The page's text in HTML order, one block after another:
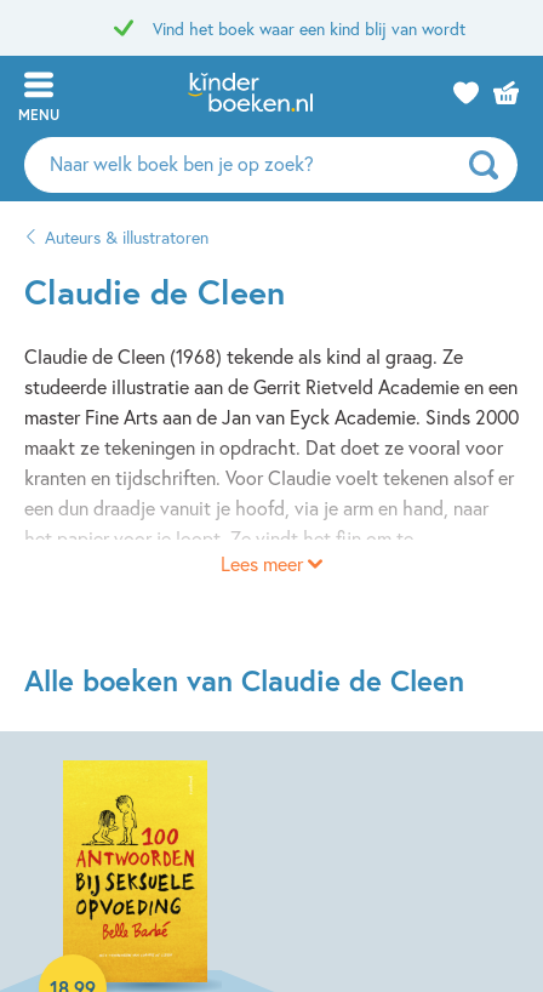
Vind het boek waar een kind blij van wordt
MENU
Zoeken
naar
auteurs
uitgevers
Auteurs & illustratoren
Claudie de Cleen
Claudie de Cleen (1968) tekende als kind al graag. Ze
studeerde illustratie aan de Gerrit Rietveld Academie en een
master Fine Arts aan de Jan van Eyck Academie. Sinds 2000
maakt ze tekeningen in opdracht. Dat doet ze vooral voor
kranten en tijdschriften. Voor Claudie voelt tekenen alsof er
een dun draadje vanuit je hoofd, via je arm en hand, naar
het papier voor je loopt. Ze vindt het fijn om te
experimenteren met haar illustraties, maar een nieuwe
Lees meer
Alle boeken van Claudie de Cleen